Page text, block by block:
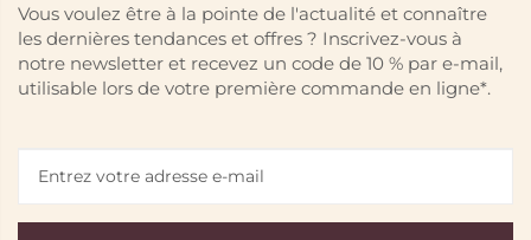
Vous voulez être à la pointe de l'actualité et connaître
les dernières tendances et offres ? Inscrivez-vous à
notre newsletter et recevez un code de 10 % par e-mail,
utilisable lors de votre première commande en ligne*.